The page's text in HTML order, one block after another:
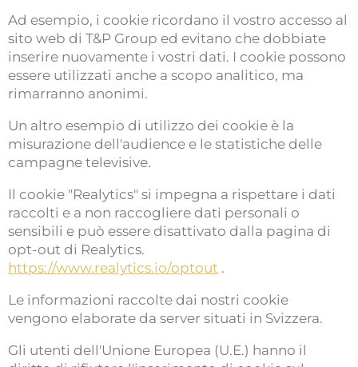
Ad esempio, i cookie ricordano il vostro accesso al
sito web di T&P Group ed evitano che dobbiate
inserire nuovamente i vostri dati. I cookie possono
essere utilizzati anche a scopo analitico, ma
rimarranno anonimi.
Un altro esempio di utilizzo dei cookie è la
misurazione dell'audience e le statistiche delle
campagne televisive.
Il cookie "Realytics" si impegna a rispettare i dati
raccolti e a non raccogliere dati personali o
sensibili e può essere disattivato dalla pagina di
opt-out di Realytics.
https://www.realytics.io/optout .
Le informazioni raccolte dai nostri cookie
vengono elaborate da server situati in Svizzera.
Gli utenti dell'Unione Europea (U.E.) hanno il